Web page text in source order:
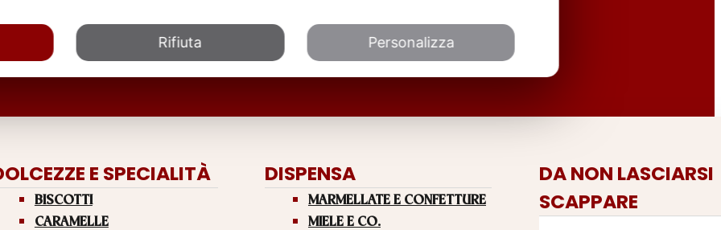
E SPECIALITÀ
BISCOTTI
CARAMELLE
DISPENSA
MARMELLATE E CONFETTURE
MIELE E CO.
DA NON LASCIARSI
SCAPPARE
Rifiuta Personalizza